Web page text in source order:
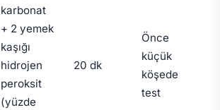
karbonat
+ 2 yemek
kaşığı
hidrojen
peroksit
(yüzde
20 dk
Önce
küçük
köşede
test